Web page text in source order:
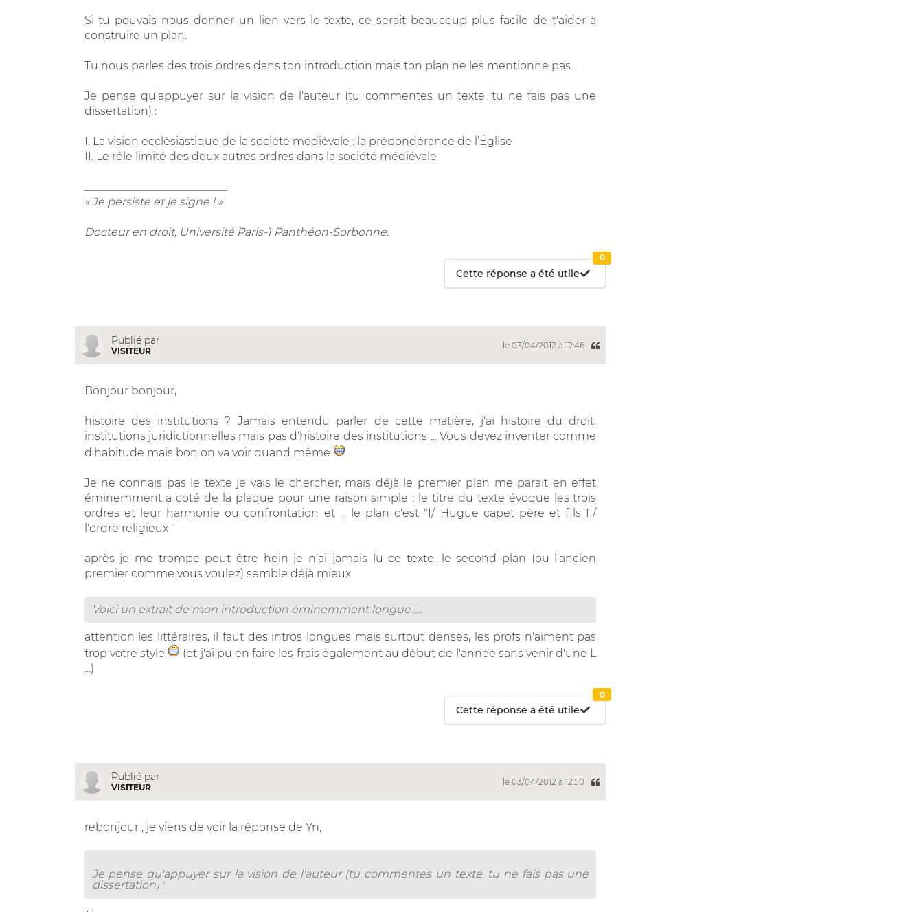
Si tu pouvais nous donner un lien vers le texte, ce serait beaucoup plus facile de t'aider à
construire un plan.
Tu nous parles des trois ordres dans ton introduction mais ton plan ne les mentionne pas.
Je pense qu'appuyer sur la vision de l'auteur (tu commentes un texte, tu ne fais pas une
dissertation) :
I. La vision ecclésiastique de la société médiévale : la prépondérance de l’Église
II. Le rôle limité des deux autres ordres dans la société médiévale
« Je persiste et je signe ! »
Docteur en droit, Université Paris-1 Panthéon-Sorbonne.
Cette réponse a été utile
0
Publié par
VISITEUR
le 03/04/2012 à 12:46
Bonjour bonjour,
histoire des institutions ? Jamais entendu parler de cette matière, j'ai histoire du droit,
institutions juridictionnelles mais pas d'histoire des institutions ... Vous devez inventer comme
d'habitude mais bon on va voir quand même
Je ne connais pas le texte je vais le chercher, mais déjà le premier plan me parait en effet
éminemment a coté de la plaque pour une raison simple : le titre du texte évoque les trois
ordres et leur harmonie ou confrontation et ... le plan c'est "I/ Hugue capet père et fils II/
l'ordre religieux "
après je me trompe peut être hein je n'ai jamais lu ce texte, le second plan (ou l'ancien
premier comme vous voulez) semble déjà mieux
Voici un extrait de mon introduction éminemment longue ...:
attention les littéraires, il faut des intros longues mais surtout denses, les profs n'aiment pas
trop votre style
(et j'ai pu en faire les frais également au début de l'année sans venir d'une L
...)
Cette réponse a été utile
0
Publié par
VISITEUR
le 03/04/2012 à 12:50
rebonjour , je viens de voir la réponse de Yn,
Je pense qu'appuyer sur la vision de l'auteur (tu commentes un texte, tu ne fais pas une
dissertation) :